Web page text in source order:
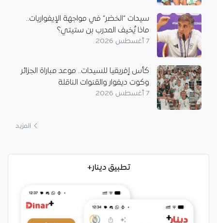
سيدات “الخضر” في مواجهة الإيفواريات..
ماذا يُخيف المدرب بن ستيتي؟
7 أغسطس 2026
كأس إفريقيا للسيدات.. موعد مباراة الجزائر
وكوت ديفوار والقنوات الناقلة
7 أغسطس 2026
المزيد
تطبيق دينار+